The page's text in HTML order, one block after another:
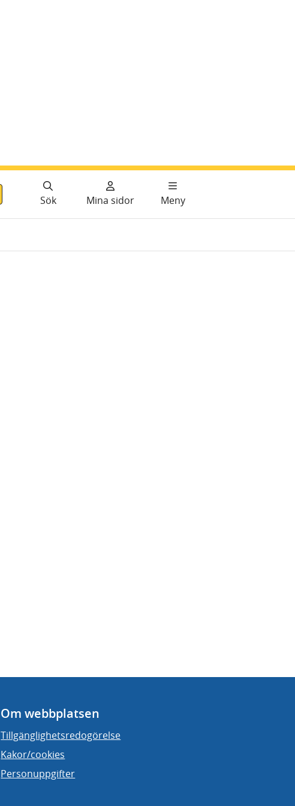
Sök Mina sidor Meny
Om webbplatsen
Tillgänglighetsredogörelse
Kakor/cookies
Personuppgifter